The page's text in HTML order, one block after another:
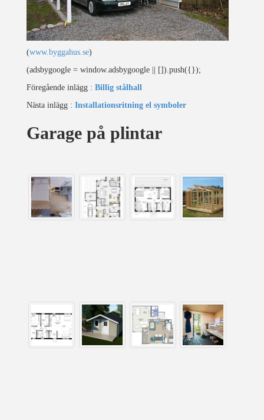
(www.byggahus.se)
(adsbygoogle = window.adsbygoogle || []).push({});
Föregående inlägg : Billig stålhall
Nästa inlägg : Installationsritning el symboler
Garage på plintar